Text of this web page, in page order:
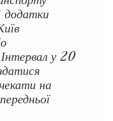
додатки
у 20
на